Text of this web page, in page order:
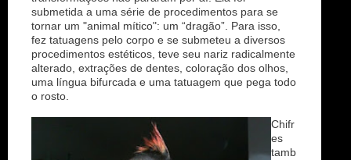
submetida a uma série de procedimentos para se
tornar um "animal mítico": um “dragão”. Para isso,
fez tatuagens pelo corpo e se submeteu a diversos
procedimentos estéticos, teve seu nariz radicalmente
alterado, extrações de dentes, coloração dos olhos,
uma língua bifurcada e uma tatuagem que pega todo
o rosto.
Chifr
es
tamb